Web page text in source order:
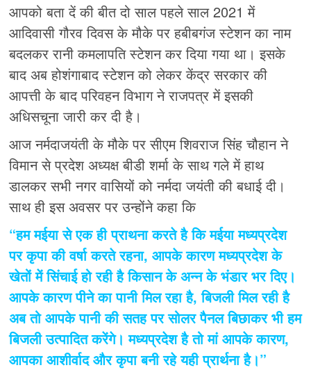
आपको बता दें की बीत दो साल पहले साल 2021 में
आदिवासी गौरव दिवस के मौके पर हबीबगंज स्टेशन का नाम
बदलकर रानी कमलापति स्टेशन कर दिया गया था। इसके
बाद अब होशंगाबाद स्टेशन को लेकर केंद्र सरकार की
आपत्ती के बाद परिवहन विभाग ने राजपत्र में इसकी
अधिसचूना जारी कर दी है।
आज नर्मदाजयंती के मौके पर सीएम शिवराज सिंह चौहान ने
विमान से प्रदेश अध्यक्ष बीडी शर्मा के साथ गले में हाथ
डालकर सभी नगर वासियों को नर्मदा जयंती की बधाई दी।
साथ ही इस अवसर पर उन्होंने कहा कि
“हम मईया से एक ही प्राथना करते है कि मईया मध्यप्रदेश
पर कृपा की वर्षा करते रहना, आपके कारण मध्यप्रदेश के
खेतों में सिंचाई हो रही है किसान के अन्न के भंडार भर दिए।
आपके कारण पीने का पानी मिल रहा है, बिजली मिल रही है
अब तो आपके पानी की सतह पर सोलर पैनल बिछाकर भी हम
बिजली उत्पादित करेंगे। मध्यप्रदेश है तो मां आपके कारण,
आपका आशीर्वाद और कृपा बनी रहे यही प्रार्थना है।”